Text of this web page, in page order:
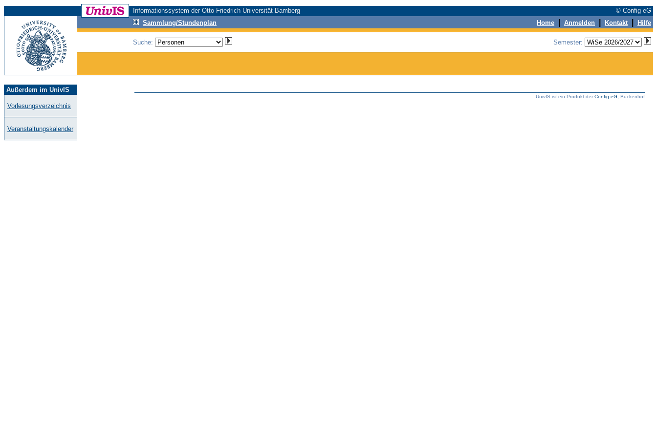
Informationssystem der Otto-Friedrich-Universität Bamberg
© Config eG
Sammlung/Stundenplan
Home Anmelden Kontakt Hilfe
Suche: Semester:
Außerdem im UnivIS
Vorlesungsverzeichnis
Veranstaltungskalender
UnivIS ist ein Produkt derConfig eG , Buckenhof